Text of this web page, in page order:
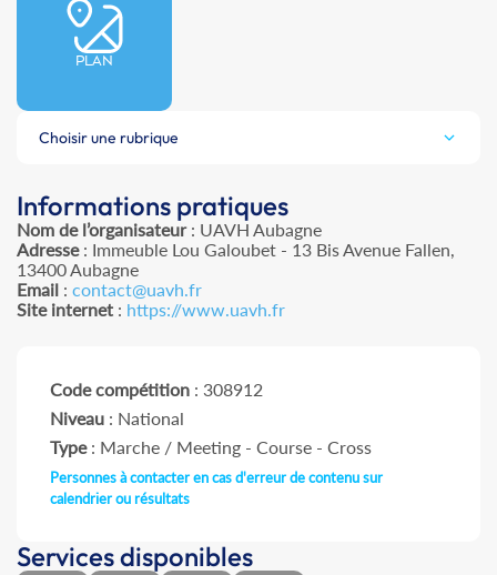
PLAN
Choisir une rubrique
Informations pratiques
Nom de l’organisateur: UAVH Aubagne
Adresse: Immeuble Lou Galoubet - 13 Bis Avenue Fallen,
13400 Aubagne
Email : contact@uavh.fr
Site internet : https://www.uavh.fr
Code compétition : 308912
Niveau : National
Type: Marche / Meeting - Course - Cross
Personnes à contacter en cas d'erreur de contenu sur
calendrier ou résultats
Services disponibles